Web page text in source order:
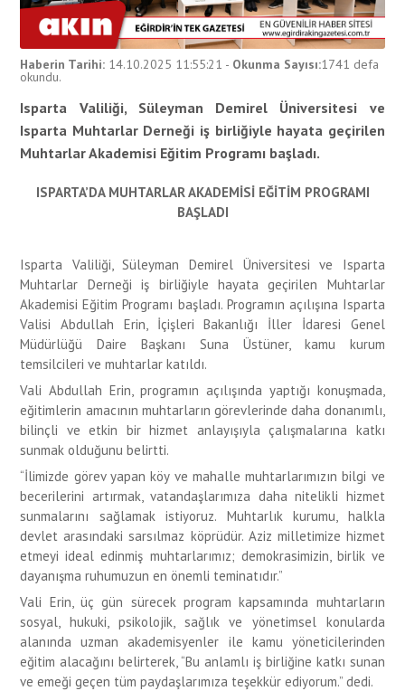
Haberin Tarihi: 14.10.2025 11:55:21 - Okunma Sayısı:1741 defa
okundu.
Isparta Valiliği, Süleyman Demirel Üniversitesi ve
Isparta Muhtarlar Derneği iş birliğiyle hayata geçirilen
Muhtarlar Akademisi Eğitim Programı başladı.
ISPARTA’DA MUHTARLAR AKADEMİSİ EĞİTİM PROGRAMI
BAŞLADI
Isparta Valiliği, Süleyman Demirel Üniversitesi ve Isparta
Muhtarlar Derneği iş birliğiyle hayata geçirilen Muhtarlar
Akademisi Eğitim Programı başladı. Programın açılışına Isparta
Valisi Abdullah Erin, İçişleri Bakanlığı İller İdaresi Genel
Müdürlüğü Daire Başkanı Suna Üstüner, kamu kurum
temsilcileri ve muhtarlar katıldı.
Vali Abdullah Erin, programın açılışında yaptığı konuşmada,
eğitimlerin amacının muhtarların görevlerinde daha donanımlı,
bilinçli ve etkin bir hizmet anlayışıyla çalışmalarına katkı
sunmak olduğunu belirtti.
“İlimizde görev yapan köy ve mahalle muhtarlarımızın bilgi ve
becerilerini artırmak, vatandaşlarımıza daha nitelikli hizmet
sunmalarını sağlamak istiyoruz. Muhtarlık kurumu, halkla
devlet arasındaki sarsılmaz köprüdür. Aziz milletimize hizmet
etmeyi ideal edinmiş muhtarlarımız; demokrasimizin, birlik ve
dayanışma ruhumuzun en önemli teminatıdır.”
Vali Erin, üç gün sürecek program kapsamında muhtarların
sosyal, hukuki, psikolojik, sağlık ve yönetimsel konularda
alanında uzman akademisyenler ile kamu yöneticilerinden
eğitim alacağını belirterek, “Bu anlamlı iş birliğine katkı sunan
ve emeği geçen tüm paydaşlarımıza teşekkür ediyorum.” dedi.